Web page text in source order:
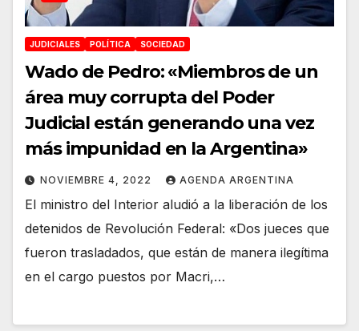
JUDICIALES POLÍTICA SOCIEDAD
Wado de Pedro: «Miembros de un
área muy corrupta del Poder
Judicial están generando una vez
más impunidad en la Argentina»
NOVIEMBRE 4, 2022 AGENDA ARGENTINA
El ministro del Interior aludió a la liberación de los
detenidos de Revolución Federal: «Dos jueces que
fueron trasladados, que están de manera ilegítima
en el cargo puestos por Macri,…